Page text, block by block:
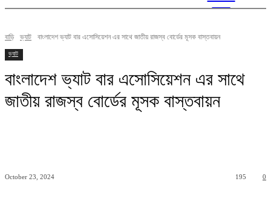
news
বাড়ি ভ্যাট বাংলাদেশ ভ্যাট বার এসোসিয়েশন এর সাথে জাতীয় রাজস্ব বোর্ডের মূসক বাস্তবায়ন
ভ্যাট
বাংলাদেশ ভ্যাট বার এসোসিয়েশন এর সাথে
জাতীয় রাজস্ব বোর্ডের মূসক বাস্তবায়ন
October 23, 2024 0
195